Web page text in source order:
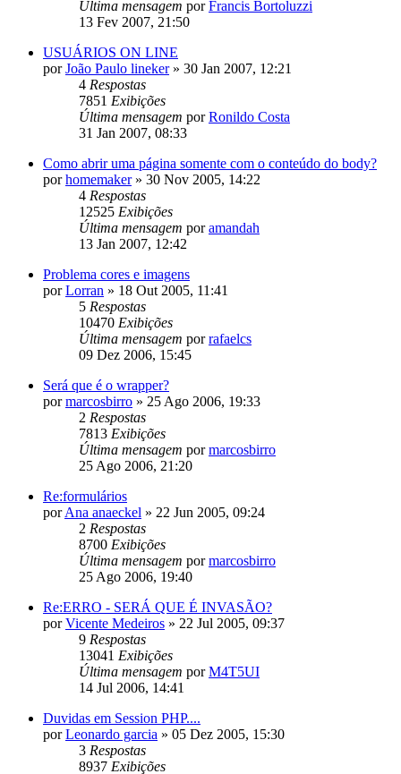
Última mensagem porFrancis Bortoluzzi
13 Fev 2007, 21:50
USUÁRIOS ON LINE
porJoão Paulo lineker» 30 Jan 2007, 12:21
4 Respostas
7851 Exibições
Última mensagem porRonildo Costa
31 Jan 2007, 08:33
Como abrir uma página somente com o conteúdo do body?
porhomemaker» 30 Nov 2005, 14:22
4 Respostas
12525 Exibições
Última mensagem poramandah
13 Jan 2007, 12:42
Problema cores e imagens
porLorran » 18 Out 2005, 11:41
5 Respostas
10470 Exibições
Última mensagem porrafaelcs
09 Dez 2006, 15:45
Será que é o wrapper?
pormarcosbirro » 25 Ago 2006, 19:33
2 Respostas
7813 Exibições
Última mensagem pormarcosbirro
25 Ago 2006, 21:20
Re:formulários
porAna anaeckel » 22 Jun 2005, 09:24
2 Respostas
8700 Exibições
Última mensagem pormarcosbirro
25 Ago 2006, 19:40
Re:ERRO - SERÁ QUE É INVASÃO?
porVicente Medeiros » 22 Jul 2005, 09:37
9 Respostas
13041 Exibições
Última mensagem porM4T5UI
14 Jul 2006, 14:41
Duvidas em Session PHP....
porLeonardo garcia » 05 Dez 2005, 15:30
3 Respostas
8937 Exibições